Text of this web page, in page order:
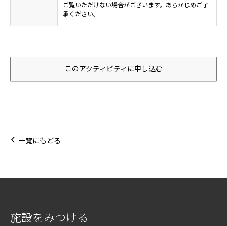
ご覧いただけない場合がございます。あらかじめご了
承ください。
このアクティビティに申し込む
一覧にもどる
施設をみつける